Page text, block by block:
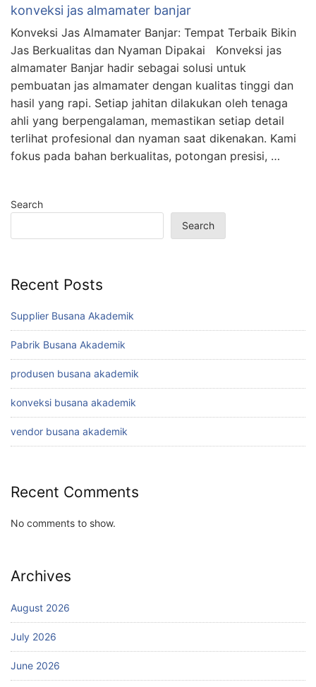
konveksi jas almamater banjar
Konveksi Jas Almamater Banjar: Tempat Terbaik Bikin
Jas Berkualitas dan Nyaman Dipakai Konveksi jas
almamater Banjar hadir sebagai solusi untuk
pembuatan jas almamater dengan kualitas tinggi dan
hasil yang rapi. Setiap jahitan dilakukan oleh tenaga
ahli yang berpengalaman, memastikan setiap detail
terlihat profesional dan nyaman saat dikenakan. Kami
fokus pada bahan berkualitas, potongan presisi, …
Search
Search
Recent Posts
Supplier Busana Akademik
Pabrik Busana Akademik
produsen busana akademik
konveksi busana akademik
vendor busana akademik
Recent Comments
No comments to show.
Archives
August 2026
July 2026
June 2026